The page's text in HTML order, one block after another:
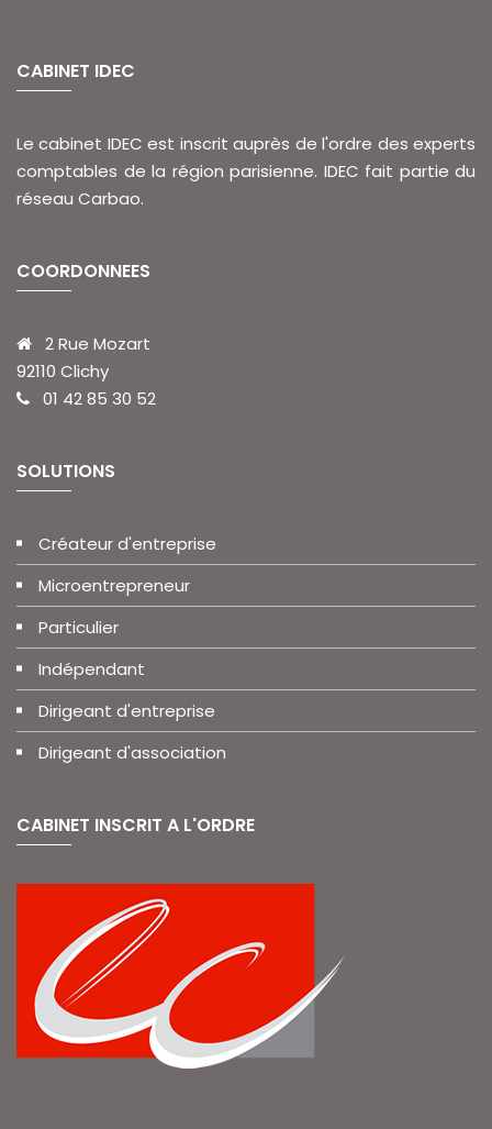
CABINET IDEC
Le cabinet IDEC est inscrit auprès de l'ordre des experts
comptables de la région parisienne. IDEC fait partie du
réseau Carbao.
COORDONNEES
2 Rue Mozart
92110 Clichy
01 42 85 30 52
SOLUTIONS
Créateur d'entreprise
Microentrepreneur
Particulier
Indépendant
Dirigeant d'entreprise
Dirigeant d'association
CABINET INSCRIT A L'ORDRE